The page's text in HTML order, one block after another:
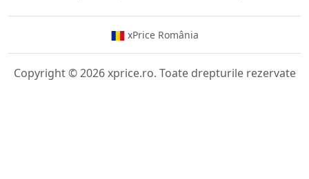
xPrice România
Copyright © 2026 xprice.ro. Toate drepturile rezervate